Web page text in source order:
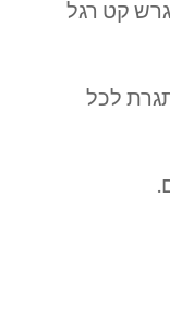
קט רגל
לכל